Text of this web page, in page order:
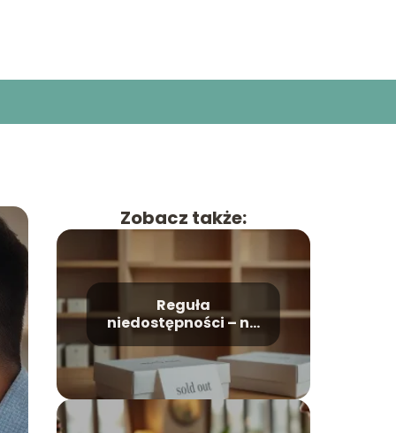
Zobacz także:
Reguła
niedostępności – na
czym polega i jak ją
wykorzystać?